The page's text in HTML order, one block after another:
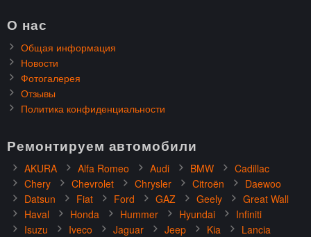
О нас
Общая информация
Новости
Фотогалерея
Отзывы
Политика конфиденциальности
Ремонтируем автомобили
AKURA Alfa Romeo Audi BMW
Cadillac
Chery
Chevrolet Chrysler Citroën
Daewoo
Datsun
Fiat Ford GAZ Geely
Great Wall
Haval
Honda Hummer Hyundai
Infiniti
Isuzu
Iveco Jaguar Jeep Kia
Lancia